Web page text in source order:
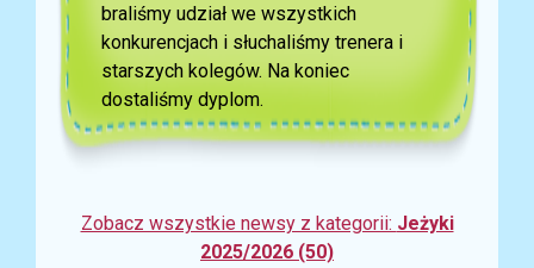
braliśmy udział we wszystkich
konkurencjach i słuchaliśmy trenera i
starszych kolegów. Na koniec
dostaliśmy dyplom.
Zobacz wszystkie newsy z kategorii: Jeżyki
2025/2026 (50)